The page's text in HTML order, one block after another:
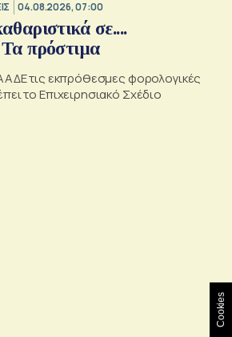
04.08.2026, 07:00
σε....
Τα πρόστιμα
τις εκπρόθεσμες φορολογικές
το Επιχειρησιακό Σχέδιο
Cookies